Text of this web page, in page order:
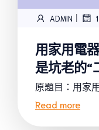
ADMIN |
用家用電
是坑老的“
原題目：用家
Read more